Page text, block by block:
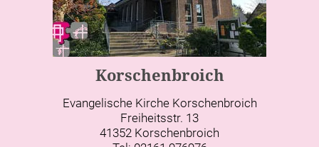
Korschenbroich
Evangelische Kirche Korschenbroich
Freiheitsstr. 13
41352 Korschenbroich